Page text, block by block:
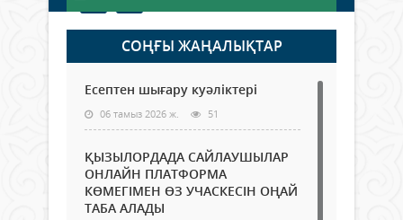
СОҢҒЫ ЖАҢАЛЫҚТАР
Есептен шығару куәліктері
06 тамыз 2026 ж. 51
ҚЫЗЫЛОРДАДА САЙЛАУШЫЛАР
ОНЛАЙН ПЛАТФОРМА
КӨМЕГІМЕН ӨЗ УЧАСКЕСІН ОҢАЙ
ТАБА АЛАДЫ